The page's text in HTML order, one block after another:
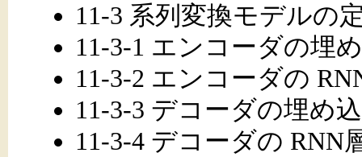
11-3 系列変換モデルの
11-3-1 エンコーダの埋
11-3-2 エンコーダの
11-3-3 デコーダの埋め
11-3-4 デコーダの RNN